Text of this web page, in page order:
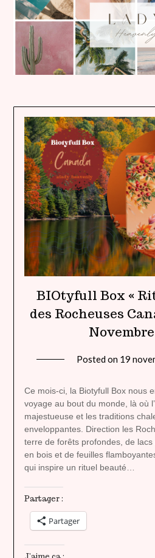
BIOtyfull Box «
des Rocheuses
Novembre
Posted on 19
Ce mois-ci, la Biotyfull Box nous
voyage au bout du monde, là où
majestueuse et les traditions
enveloppantes. Direction les
terre de forêts profondes, de
en bois et de feuilles
qui inspire un rituel beauté…
Partager :
Partager